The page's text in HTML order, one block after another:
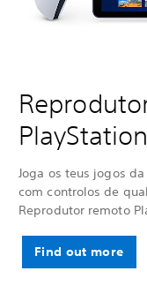
Joga os teus jogos
com controlos de
Reprodutor remoto
Find out more